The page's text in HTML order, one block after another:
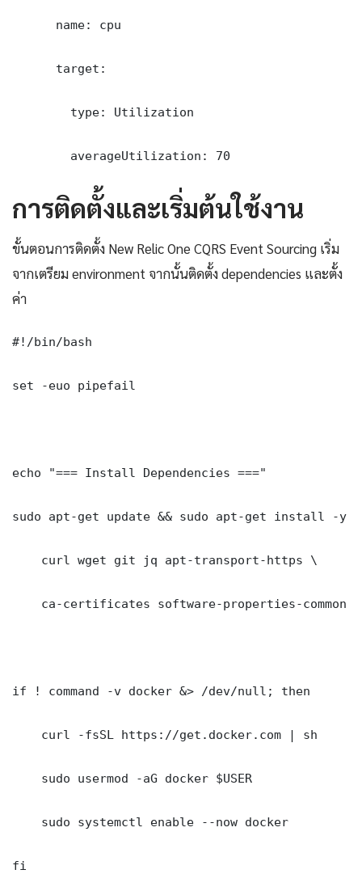
      name: cpu
      target:
        type: Utilization
        averageUtilization: 70
การติดตั้งและเริ่มต้นใช้งาน
ขั้นตอนการติดตั้ง New Relic One CQRS Event Sourcing เริ่ม
จากเตรียม environment จากนั้นติดตั้ง dependencies และตั้ง
ค่า
#!/bin/bash
set -euo pipefail
echo "=== Install Dependencies ==="
sudo apt-get update && sudo apt-get install -y \
    curl wget git jq apt-transport-https \
ca-certificates software-properties-common
if ! command -v docker &> /dev/null; then
    curl -fsSL https://get.docker.com | sh
    sudo usermod -aG docker $USER
    sudo systemctl enable --now docker
fi